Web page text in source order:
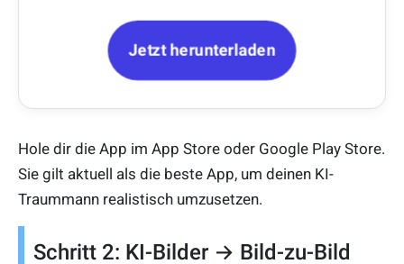
Jetzt herunterladen
Hole dir die App im App Store oder Google Play Store.
Sie gilt aktuell als die beste App, um deinen KI-
Traummann realistisch umzusetzen.
Schritt 2: KI-Bilder → Bild-zu-Bild